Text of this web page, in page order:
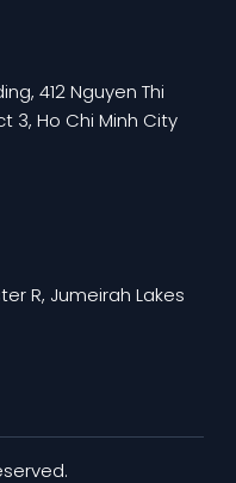
412 Nguyen Thi
3, Ho Chi Minh City
R, Jumeirah Lakes